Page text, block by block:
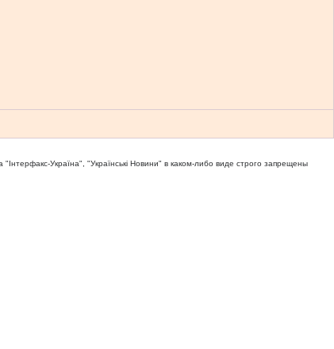
Україна", "Українськi Новини" в каком-либо виде строго запрещены